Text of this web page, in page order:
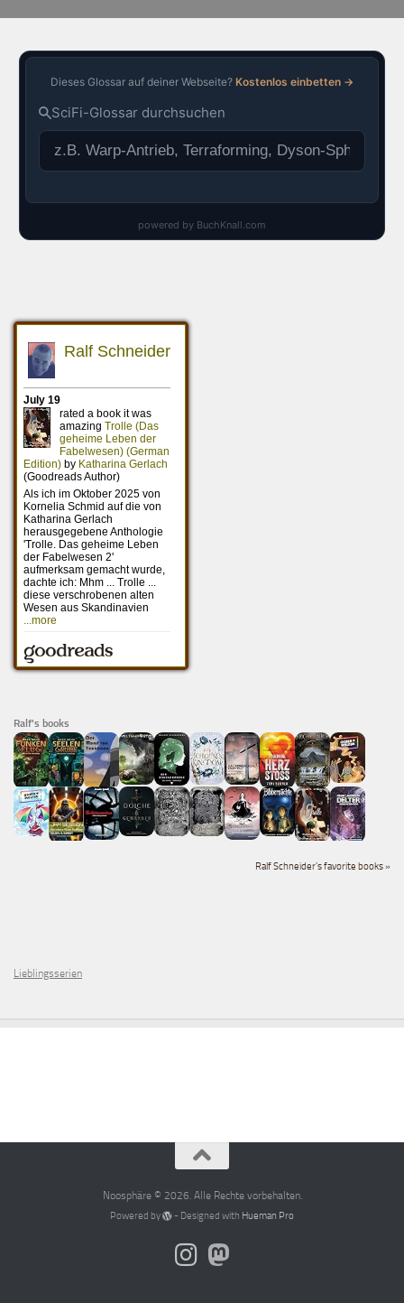
Ralf's books
Ralf Schneider's favorite books »
Lieblingsserien
Noosphäre © 2026. Alle Rechte vorbehalten.
Powered by - Designed with Hueman Pro